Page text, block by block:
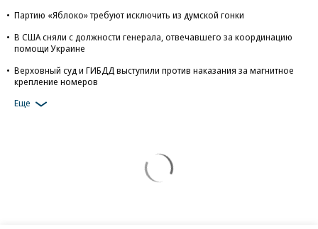
Партию «Яблоко» требуют исключить из думской гонки
В США сняли с должности генерала, отвечавшего за координацию
помощи Украине
Верховный суд и ГИБДД выступили против наказания за магнитное
крепление номеров
Еще